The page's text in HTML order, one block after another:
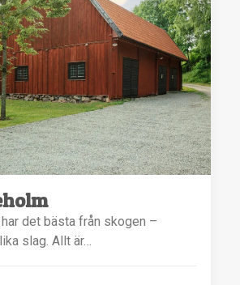
det bästa från skogen –
slag. Allt är…